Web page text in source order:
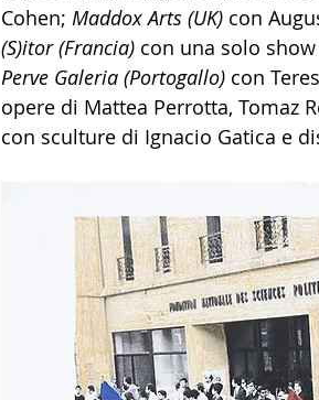
Cohen; Maddox Arts (UK) con
(S)itor (Francia) con una solo show
Perve Galeria (Portogallo) con
opere di Mattea Perrotta, Tomaz
con sculture di Ignacio Gatica e